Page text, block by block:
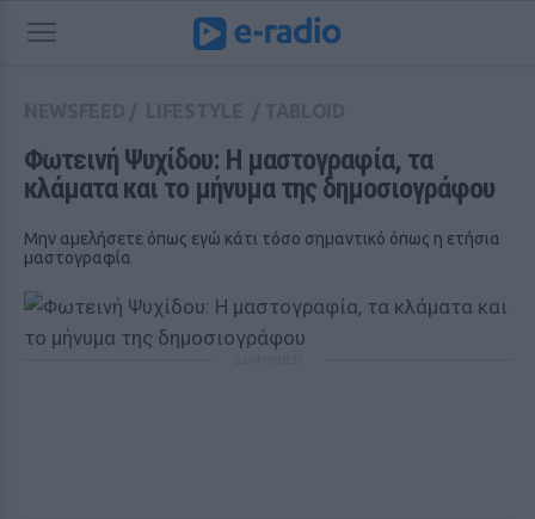
Φωτεινή Ψυχίδου: Η μαστογραφία, τα
κλάματα και το μήνυμα της δημοσιογράφου
Μην αμελήσετε όπως εγώ κάτι τόσο σημαντικό όπως η ετήσια
μαστογραφία